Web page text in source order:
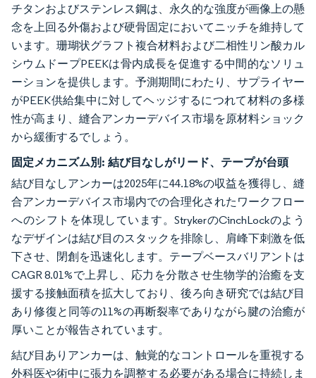
チタンおよびステンレス鋼は、永久的な強度が画像上の懸
念を上回る外傷および硬骨固定においてニッチを維持して
います。珊瑚状グラフト複合材料および二相性リン酸カル
シウムドープPEEKは骨内成長を促進する中間的なソリュ
ーションを提供します。予測期間にわたり、サプライヤー
がPEEK供給集中に対してヘッジするにつれて材料の多様
性が高まり、縫合アンカーデバイス市場を原材料ショック
から緩衝するでしょう。
固定メカニズム別: 結び目なしがリード、テープが台頭
結び目なしアンカーは2025年に44.18%の収益を獲得し、縫
合アンカーデバイス市場内での合理化されたワークフロー
へのシフトを体現しています。StrykerのCinchLockのよう
なデザインは結び目のスタックを排除し、肩峰下刺激を低
下させ、閉創を迅速化します。テープベースバリアントは
CAGR 8.01%で上昇し、応力を分散させ生物学的治癒を支
援する接触面積を拡大しており、後ろ向き研究では結び目
あり修復と同等の11%の再断裂率でありながら腱の治癒が
厚いことが報告されています。
結び目ありアンカーは、触覚的なコントロールを重視する
外科医や術中に張力を調整する必要がある場合に持続しま